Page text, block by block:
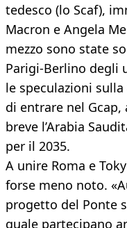
tedesco (lo Scaf),
Macron e Angela
mezzo sono state
Parigi-Berlino degli
le speculazioni
di entrare nel
breve l’Arabia
per il 2035.
A unire Roma e
forse meno noto.
progetto del Ponte
quale partecipano